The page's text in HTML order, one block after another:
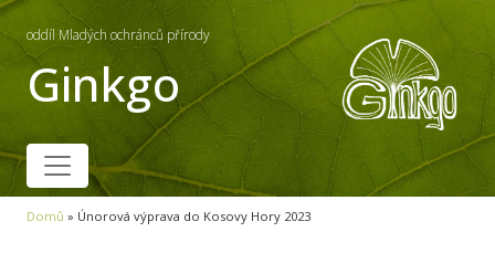
oddíl Mladých ochránců přírody
Ginkgo
Domů » Únorová výprava do Kosovy Hory 2023